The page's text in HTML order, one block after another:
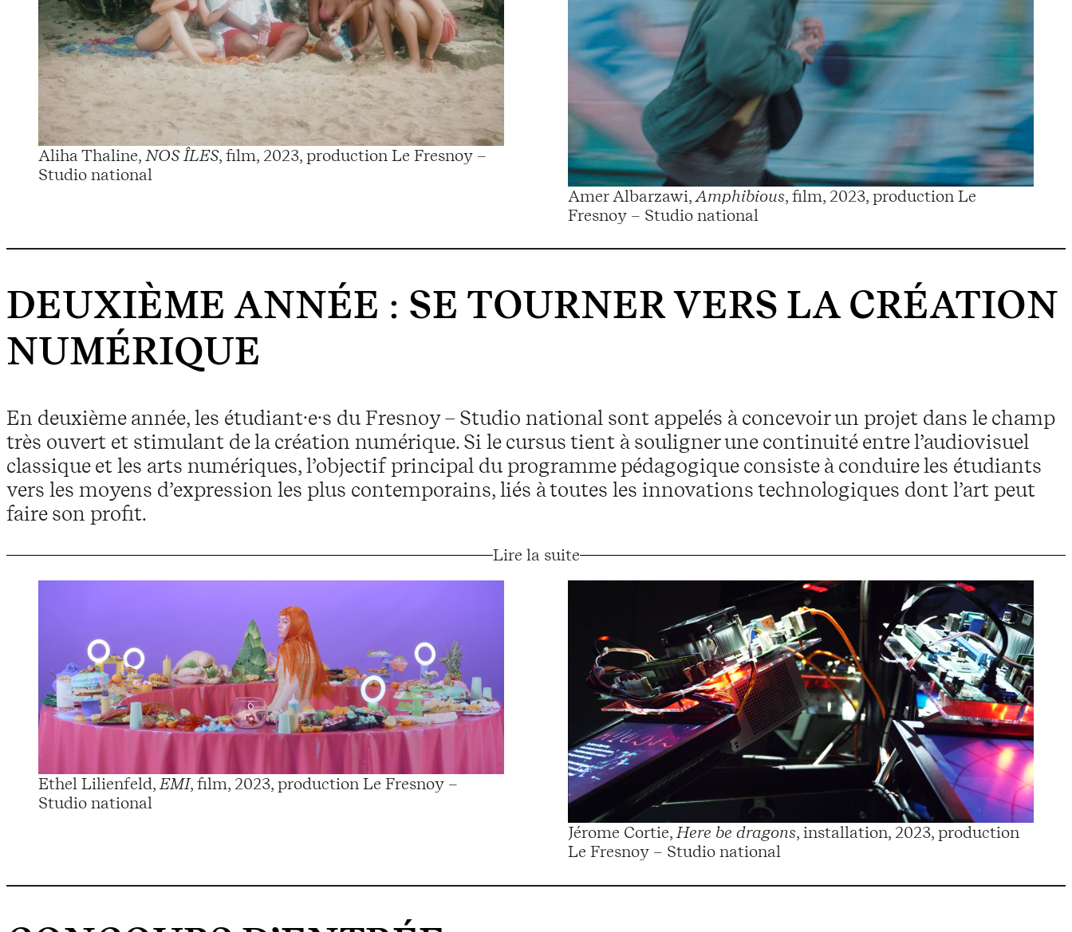
Aliha Thaline, NOS ÎLES, film, 2023, production Le Fresnoy –
Studio national
Amer Albarzawi, Amphibious, film, 2023, production Le
Fresnoy – Studio national
DEUXIÈME ANNÉE : SE TOURNER VERS LA CRÉATION
NUMÉRIQUE
En deuxième année, les étudiant·e·s du Fresnoy – Studio national sont appelés à concevoir un projet dans le champ
très ouvert et stimulant de la création numérique. Si le cursus tient à souligner une continuité entre l’audiovisuel
classique et les arts numériques, l’objectif principal du programme pédagogique consiste à conduire les étudiants
vers les moyens d’expression les plus contemporains, liés à toutes les innovations technologiques dont l’art peut
faire son profit.
Lire la suite
Ethel Lilienfeld,EMI, film, 2023, production Le Fresnoy –
Studio national
Jérome Cortie,Here be dragons, installation, 2023, production
Le Fresnoy – Studio national